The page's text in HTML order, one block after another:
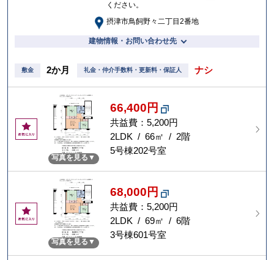
ください。
摂津市鳥飼野々二丁目2番地
建物情報・お問い合わせ先
敷金 2か月 礼金・仲介手数料・更新料・保証人 ナシ
お
気
り
写真を見る
66,400円
共益費：5,200円
2LDK / 66㎡ / 2階
5号棟202号室
お
気
り
写真を見る
68,000円
共益費：5,200円
2LDK / 69㎡ / 6階
3号棟601号室